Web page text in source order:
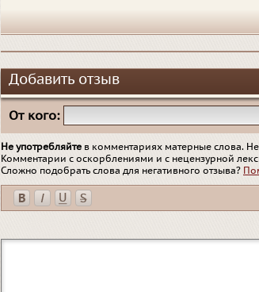
Добавить отзыв
От кого:
Не употребляйте в комментариях матерные слова.
Комментарии с оскорблениями и с нецензурной
Сложно подобрать слова для негативного отзыва?